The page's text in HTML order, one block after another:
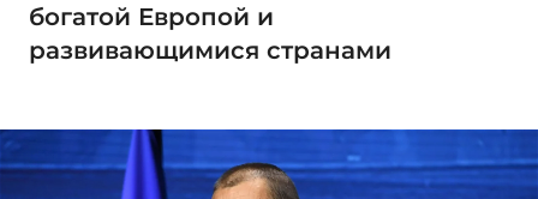
богатой Европой и
развивающимися странами